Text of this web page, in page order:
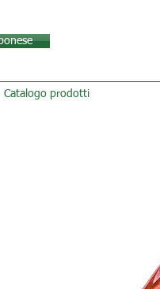
Catalogo prodotti